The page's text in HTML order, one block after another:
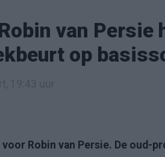
van Persie
op
voor Robin van Persie. De oud-